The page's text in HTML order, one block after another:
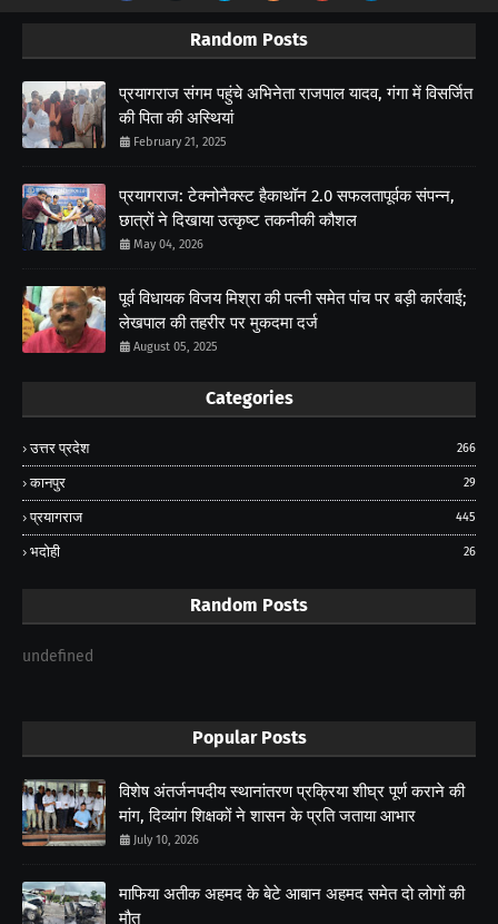
Random Posts
प्रयागराज संगम पहुंचे अभिनेता राजपाल यादव, गंगा में विसर्जित
की पिता की अस्थियां
February 21, 2025
प्रयागराज: टेक्नोनैक्स्ट हैकाथॉन 2.0 सफलतापूर्वक संपन्न,
छात्रों ने दिखाया उत्कृष्ट तकनीकी कौशल
May 04, 2026
पूर्व विधायक विजय मिश्रा की पत्नी समेत पांच पर बड़ी कार्रवाई;
लेखपाल की तहरीर पर मुकदमा दर्ज
August 05, 2025
Categories
उत्तर प्रदेश 266
कानपुर 29
प्रयागराज 445
भदोही 26
Random Posts
undefined
Popular Posts
विशेष अंतर्जनपदीय स्थानांतरण प्रक्रिया शीघ्र पूर्ण कराने की
मांग, दिव्यांग शिक्षकों ने शासन के प्रति जताया आभार
July 10, 2026
माफिया अतीक अहमद के बेटे आबान अहमद समेत दो लोगों की
मौत